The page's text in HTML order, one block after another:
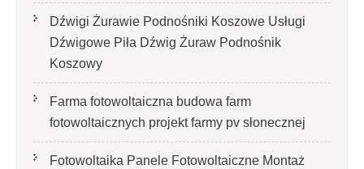
Dźwigi Żurawie Podnośniki Koszowe Usługi
Dźwigowe Piła Dźwig Żuraw Podnośnik
Koszowy
Farma fotowoltaiczna budowa farm
fotowoltaicznych projekt farmy pv słonecznej
Fotowoltaika Panele Fotowoltaiczne Montaż